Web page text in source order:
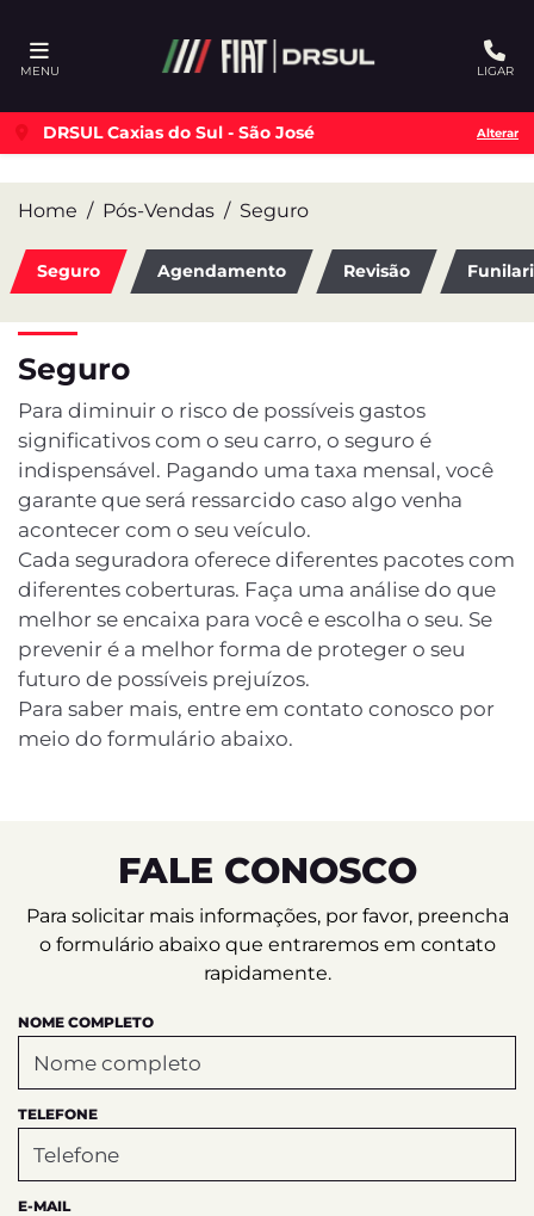
MENU LIGAR
DRSUL Caxias do Sul - São José Alterar
Home Pós-Vendas Seguro
Agendamento Revisão
Seguro
Seguro
Para diminuir o risco de possíveis gastos
significativos com o seu carro, o seguro é
indispensável. Pagando uma taxa mensal, você
garante que será ressarcido caso algo venha
acontecer com o seu veículo.
Cada seguradora oferece diferentes pacotes com
diferentes coberturas. Faça uma análise do que
melhor se encaixa para você e escolha o seu. Se
prevenir é a melhor forma de proteger o seu
futuro de possíveis prejuízos.
Para saber mais, entre em contato conosco por
meio do formulário abaixo.
FALE CONOSCO
Para solicitar mais informações, por favor, preencha
o formulário abaixo que entraremos em contato
rapidamente.
NOME COMPLETO
TELEFONE
E-MAIL